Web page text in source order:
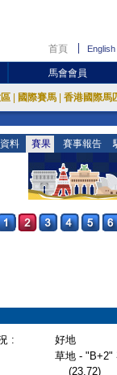
首頁 English
馬會會員
國際賽馬 香港國際馬
料 賽果 賽事報告
:
好地
草地 - "B+2"
(23.72)